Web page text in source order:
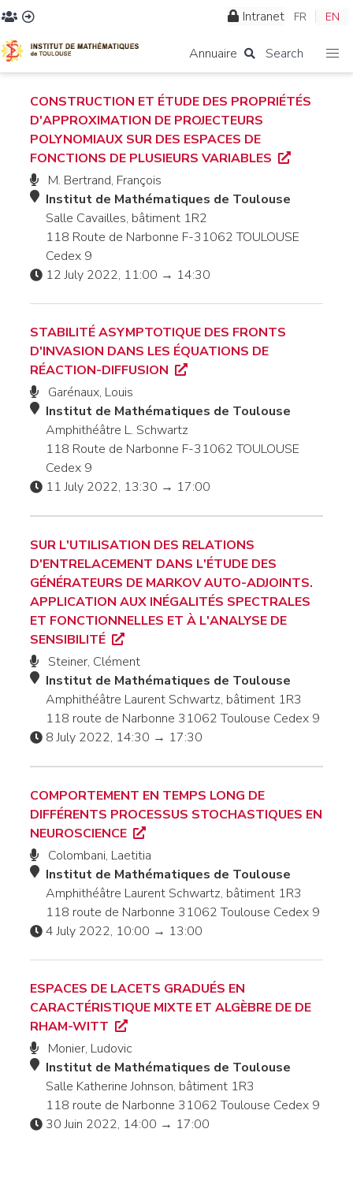
Intranet FR EN
Annuaire Search
CONSTRUCTION ET ÉTUDE DES PROPRIÉTÉS
D'APPROXIMATION DE PROJECTEURS
POLYNOMIAUX SUR DES ESPACES DE
FONCTIONS DE PLUSIEURS VARIABLES
M. Bertrand, François
Institut de Mathématiques de Toulouse
Salle Cavailles, bâtiment 1R2
118 Route de Narbonne F-31062 TOULOUSE
Cedex 9
12 July 2022, 11:00 → 14:30
STABILITÉ ASYMPTOTIQUE DES FRONTS
D'INVASION DANS LES ÉQUATIONS DE
RÉACTION-DIFFUSION
Garénaux, Louis
Institut de Mathématiques de Toulouse
Amphithéâtre L. Schwartz
118 Route de Narbonne F-31062 TOULOUSE
Cedex 9
11 July 2022, 13:30 → 17:00
SUR L'UTILISATION DES RELATIONS
D'ENTRELACEMENT DANS L'ÉTUDE DES
GÉNÉRATEURS DE MARKOV AUTO-ADJOINTS.
APPLICATION AUX INÉGALITÉS SPECTRALES
ET FONCTIONNELLES ET À L'ANALYSE DE
SENSIBILITÉ
Steiner, Clément
Institut de Mathématiques de Toulouse
Amphithéâtre Laurent Schwartz, bâtiment 1R3
118 route de Narbonne 31062 Toulouse Cedex 9
8 July 2022, 14:30 → 17:30
COMPORTEMENT EN TEMPS LONG DE
DIFFÉRENTS PROCESSUS STOCHASTIQUES EN
NEUROSCIENCE
Colombani, Laetitia
Institut de Mathématiques de Toulouse
Amphithéâtre Laurent Schwartz, bâtiment 1R3
118 route de Narbonne 31062 Toulouse Cedex 9
4 July 2022, 10:00 → 13:00
ESPACES DE LACETS GRADUÉS EN
CARACTÉRISTIQUE MIXTE ET ALGÈBRE DE DE
RHAM-WITT
Monier, Ludovic
Institut de Mathématiques de Toulouse
Salle Katherine Johnson, bâtiment 1R3
118 route de Narbonne 31062 Toulouse Cedex 9
30 Juin 2022, 14:00 → 17:00